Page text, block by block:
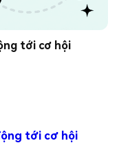
tới cơ hội
tới cơ hội